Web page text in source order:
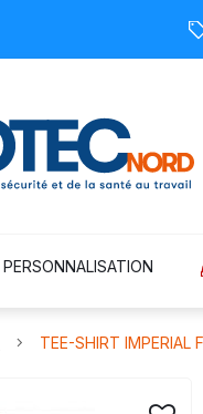
PERSONNALISATION
TEE-SHIRT IMPERIAL